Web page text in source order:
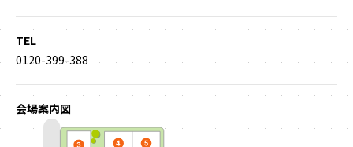
TEL
0120-399-388
会場案内図